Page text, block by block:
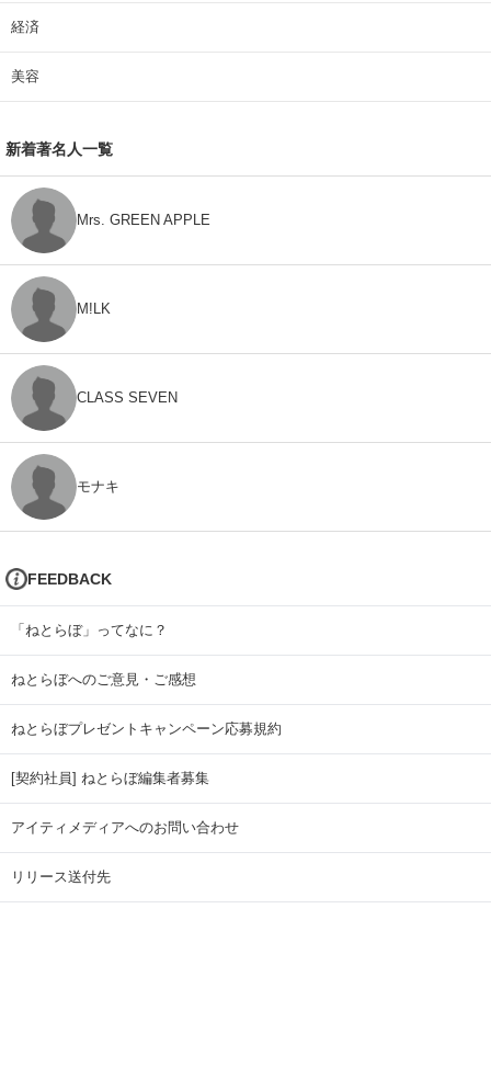
経済
美容
新着著名人一覧
Mrs. GREEN APPLE
M!LK
CLASS SEVEN
モナキ
FEEDBACK
「ねとらぼ」ってなに？
ねとらぼへのご意見・ご感想
ねとらぼプレゼントキャンペーン応募規約
[契約社員] ねとらぼ編集者募集
アイティメディアへのお問い合わせ
リリース送付先